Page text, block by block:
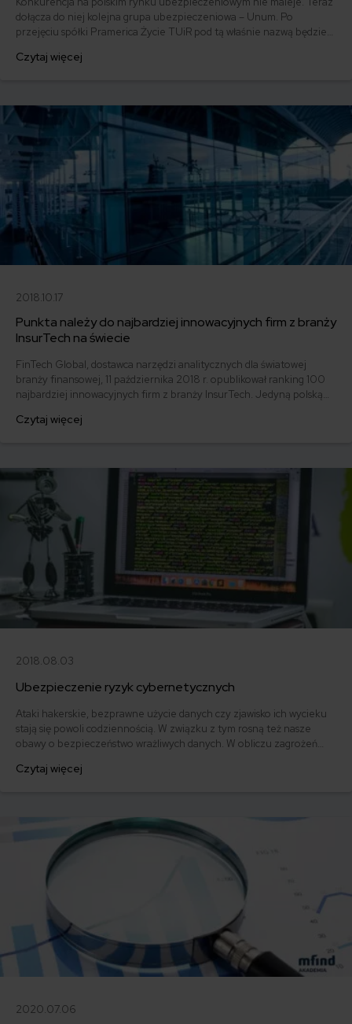
dołącza do niej kolejna grupa ubezpieczeniowa – Unum. Po
przejęciu spółki Pramerica Życie TUiR pod tą właśnie nazwą będzie
Czytaj więcej
2018.10.17
Punkta należy do najbardziej innowacyjnych firm z branży
InsurTech na świecie
FinTech Global, dostawca narzędzi analitycznych dla światowej
branży finansowej, 11 października 2018 r. opublikował ranking 100
najbardziej innowacyjnych firm z branży InsurTech. Jedyną polską
gronie, jest mfind.
Czytaj więcej
2018.08.03
Ubezpieczenie ryzyk cybernetycznych
Ataki hakerskie, bezprawne użycie danych czy zjawisko ich wycieku
stają się powoli codziennością. W związku z tym rosną też nasze
obawy o bezpieczeństwo wrażliwych danych. W obliczu zagrożeń
poufne informacje. Z myślą o nich stworzono produkt zajmujący się
Czytaj więcej
2020.07.06